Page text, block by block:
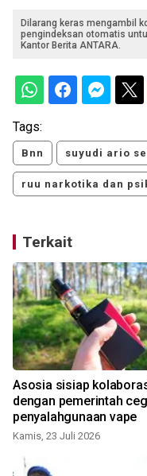
Dilarang keras mengambil
pengindeksan otomatis
Kantor Berita ANTARA.
Tags:
Bnn suyudi ario
ruu narkotika dan
Terkait
Asosia sisiap
dengan pemerintah
penyalahgunaan vape
Kamis, 23 Juli 2026